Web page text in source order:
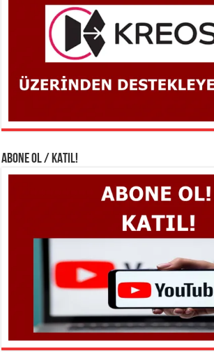
ABONE OL / KATIL!